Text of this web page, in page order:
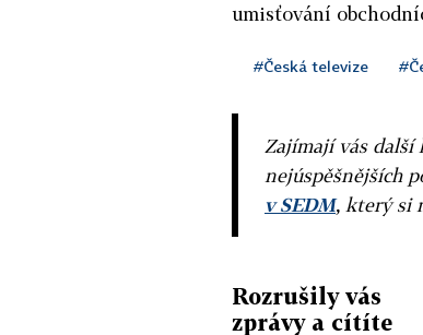
umisťování
#Česká televize
Zajímají vás
nejúspěšnějších
v SEDM, který si
Rozrušily vás
zprávy a cítíte